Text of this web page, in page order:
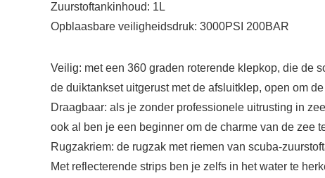
Zuurstoftankinhoud: 1L
Opblaasbare veiligheidsdruk: 3000PSI 200BAR
Veilig: met een 360 graden roterende klepkop, die de
de duiktankset uitgerust met de afsluitklep, open om
Draagbaar: als je zonder professionele uitrusting in
ook al ben je een beginner om de charme van de zee
Rugzakriem: de rugzak met riemen van scuba-
Met reflecterende strips ben je zelfs in het water te